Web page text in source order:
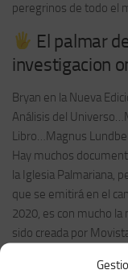
peregrinos de todo el
El palmar
investigacion
Bryan en la Nueva
Análisis del
Libro…Magnus
Hay muchos
la Iglesia Palmariana,
que se emitirá en el
2020, es con mucho la
sido creada por